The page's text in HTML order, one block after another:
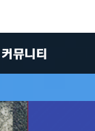
유저공략실